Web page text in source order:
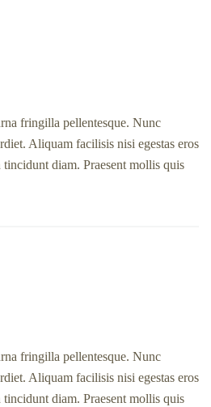
fringilla pellentesque. Nunc
Aliquam facilisis nisi egestas eros
diam. Praesent mollis quis
fringilla pellentesque. Nunc
Aliquam facilisis nisi egestas eros
diam. Praesent mollis quis